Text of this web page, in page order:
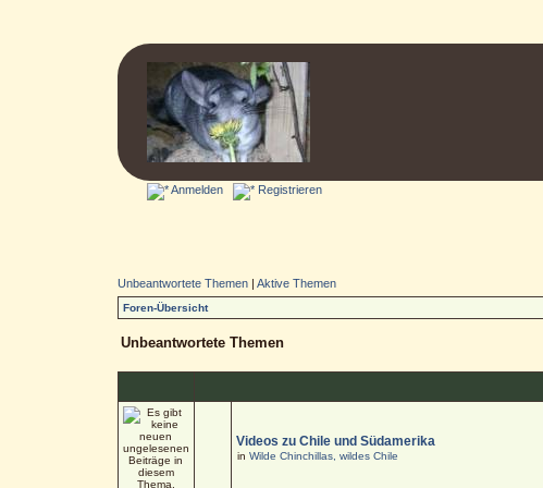
Anmelden Registrieren
Unbeantwortete Themen| Aktive Themen
Foren-Übersicht
Unbeantwortete Themen
Videos zu Chile und Südamerika
in Wilde Chinchillas, wildes Chile